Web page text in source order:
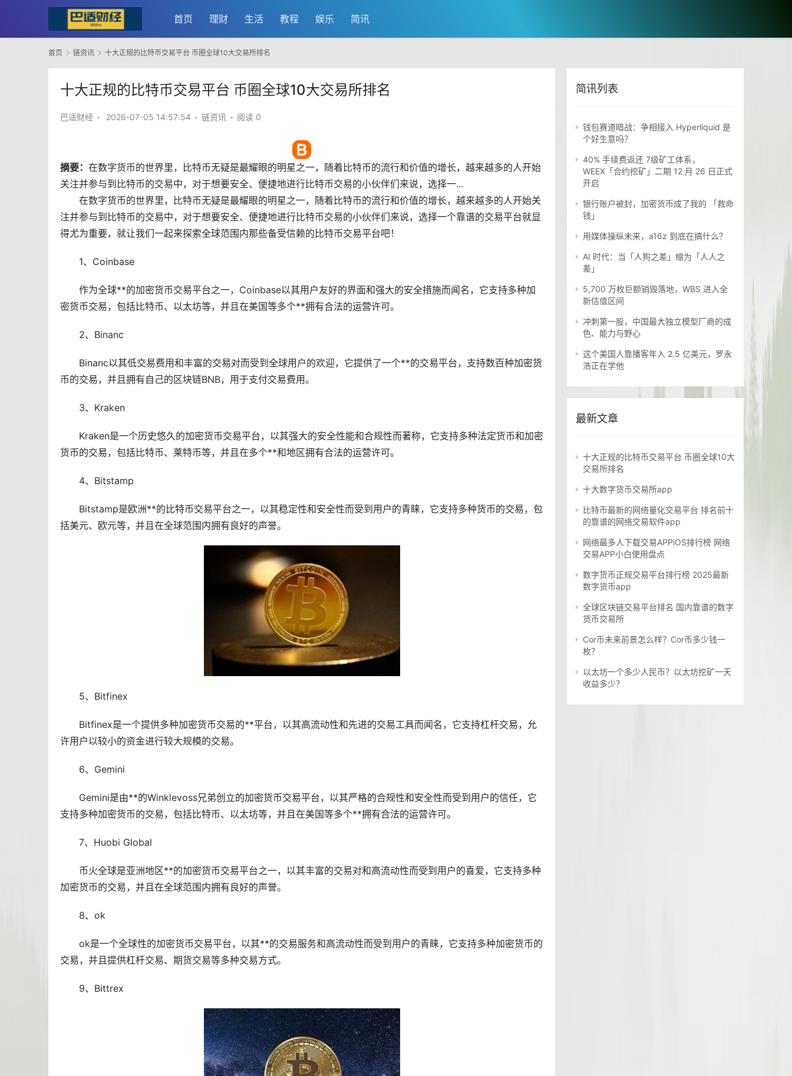
首页 理财 生活 教程 娱乐 简讯
首页 链资讯 十大正规的比特币交易平台 币圈全球10大交易所排名
十大正规的比特币交易平台 币圈全球10大交易所排名
巴适财经 • 2026-07-05 14:57:54 • 链资讯 • 阅读 0
摘要： 在数字货币的世界里， 比特币无疑是最耀眼的明星之一，随着比特币的流行和价值的增长，越来越多的人开始
关注并参与到比特币的交易中，对于想要安全、便捷地进行比特币交易的小伙伴们来说，选择一...
在数字货币的世界里，比特币无疑是最耀眼的明星之一，随着比特币的流行和价值的增长，越来越多的人开始关
注并参与到比特币的交易中，对于想要安全、便捷地进行比特币交易的小伙伴们来说，选择一个靠谱的交易平台就显
得尤为重要，就让我们一起来探索全球范围内那些备受信赖的比特币交易平台吧！
1、Coinbase
作为全球**的加密货币交易平台之一，Coinbase以其用户友好的界面和强大的安全措施而闻名，它支持多种加
密货币交易，包括比特币、 以太坊等，并且在美国等多个**拥有合法的运营许可。
2、Binanc
Binanc以其低交易费用和丰富的交易对而受到全球用户的欢迎，它提供了一个**的交易平台，支持数百种加密货
币的交易，并且拥有自己的区块链BNB，用于支付交易费用。
3、Kraken
Kraken是一个历史悠久的加密货币交易平台，以其强大的安全性能和合规性而著称，它支持多种法定货币和加密
货币的交易，包括比特币、莱特币等，并且在多个**和地区拥有合法的运营许可。
4、Bitstamp
Bitstamp是欧洲**的比特币交易平台之一，以其稳定性和安全性而受到用户的青睐，它支持多种货币的交易，包
括美元、欧元等，并且在全球范围内拥有良好的声誉。
5、Bitfinex
Bitfinex是一个提供多种加密货币交易的**平台，以其高流动性和先进的交易工具而闻名，它支持杠杆交易，允
许用户以较小的资金进行较大规模的交易。
6、Gemini
Gemini是由**的Winklevoss兄弟创立的加密货币交易平台，以其严格的合规性和安全性而受到用户的信任，它
支持多种加密货币的交易，包括比特币、以太坊等，并且在美国等多个**拥有合法的运营许可。
7、Huobi Global
币火全球是亚洲地区**的加密货币交易平台之一，以其丰富的交易对和高流动性而受到用户的喜爱，它支持多种
加密货币的交易，并且在全球范围内拥有良好的声誉。
8、ok
ok是一个全球性的加密货币交易平台，以其**的交易服务和高流动性而受到用户的青睐，它支持多种加密货币的
交易，并且提供杠杆交易、期货交易等多种交易方式。
9、Bittrex
简讯列表
钱包赛道暗战：争相接入 Hyperliquid 是
个好生意吗？
40% 手续费返还 7级矿工体系，
WEEX「合约挖矿」二期 12 月 26 日正式
开启
银行账户被封，加密货币成了我的 「救命
钱」
用媒体操纵未来，a16z 到底在搞什么？
AI 时代：当「人狗之差」缩为「人人之
差」
5,700 万枚巨额销毁落地，WBS 进入全
新估值区间
冲刺第一股，中国最大独立模型厂商的成
色、能力与野心
这个美国人靠播客年入 2.5 亿美元，罗永
浩正在学他
最新文章
十大正规的比特币交易平台 币圈全球10大
交易所排名
十大数字货币交易所app
比特币最新的网络量化交易平台 排名前十
的靠谱的网络交易软件app
网络最多人下载交易APPiOS排行榜 网络
交易APP小白使用盘点
数字货币正规交易平台排行榜 2025最新
数字货币app
全球区块链交易平台排名 国内靠谱的数字
货币交易所
Cor币未来前景怎么样？Cor币多少钱一
枚？
以太坊一个多少人民币？以太坊挖矿一天
收益多少？